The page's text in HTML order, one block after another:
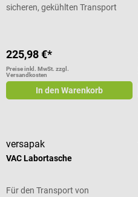
sicheren, gekühlten Transport
225,98 €*
Preise inkl. MwSt. zzgl.
Versandkosten
In den Warenkorb
versapak
VAC Labortasche
Für den Transport von